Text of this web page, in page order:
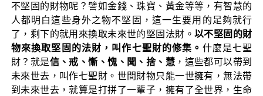
不堅固的財物呢？譬如金錢、珠寶、黃金等等，有智慧的
人都明白這些身外之物不堅固，這一生要用的足夠就行
了，剩下的就用來換取未來世的堅固法財。以不堅固的財
物來換取堅固的法財，叫作七聖財的修集。 什麼是七聖
財？就是信、戒、慚、愧、聞、捨、慧 ，這些都可以帶到
未來世去，叫作七聖財。世間財物只能一世擁有，無法帶
到未來世去，就算是打拼了一輩子，擁有了全世界，生命